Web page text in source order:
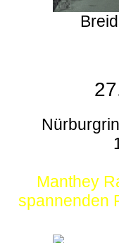
Manthey
spannenden